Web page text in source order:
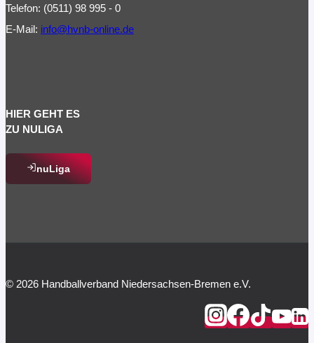
Telefon: (0511) 98 995 - 0
E-Mail: info@hvnb-online.de
HIER GEHT ES
ZU NULIGA
nuLiga
© 2026 Handballverband Niedersachsen-Bremen e.V.